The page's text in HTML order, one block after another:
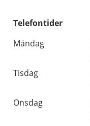
Telefontider
Måndag
Tisdag
Onsdag